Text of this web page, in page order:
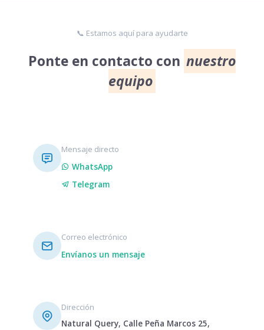
📞 Estamos aquí para ayudarte
Ponte en contacto con nuestro
equipo
Mensaje directo
WhatsApp
Telegram
Correo electrónico
Envíanos un mensaje
Dirección
Natural Query, Calle Peña Marcos 25,